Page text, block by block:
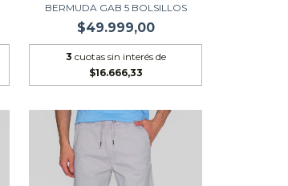
BERMUDA GAB 5 BOLSILLOS
$49.999,00
3 cuotas sin interés de
$16.666,33